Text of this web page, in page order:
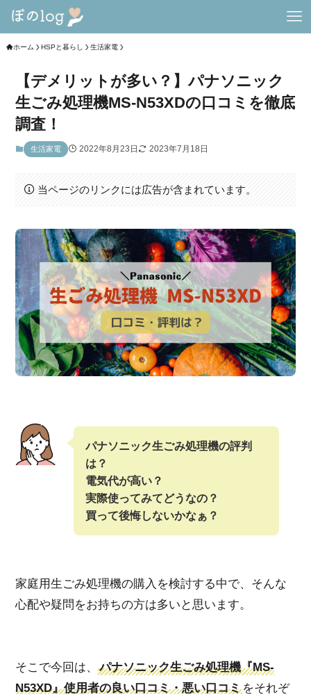
ホーム HSPと暮らし 生活家電
【デメリットが多い？】パナソニック
生ごみ処理機MS-N53XDの口コミを徹底
調査！
生活家電 2022年8月23日 2023年7月18日
当ページのリンクには広告が含まれています。
パナソニック生ごみ処理機の評判
は？
電気代が高い？
実際使ってみてどうなの？
買って後悔しないかなぁ？
家庭用生ごみ処理機の購入を検討する中で、そんな
心配や疑問をお持ちの方は多いと思います。
そこで今回は、パナソニック生ごみ処理機『MS-
N53XD』使用者の良い口コミ・悪い口コミをそれぞ